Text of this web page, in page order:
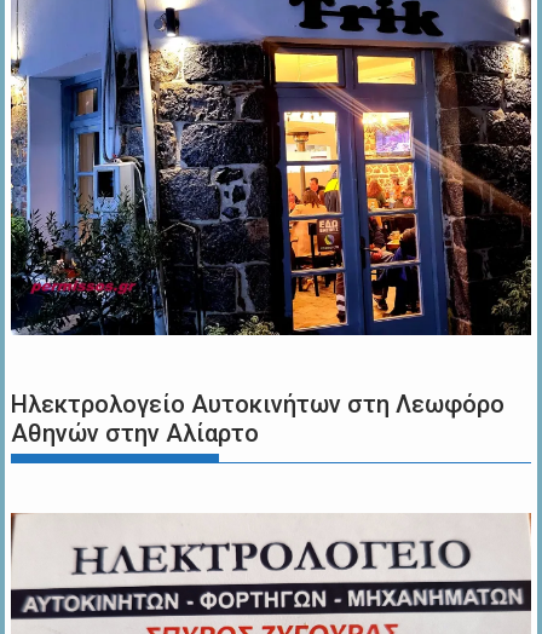
Ηλεκτρολογείο Αυτοκινήτων στη Λεωφόρο
Αθηνών στην Αλίαρτο